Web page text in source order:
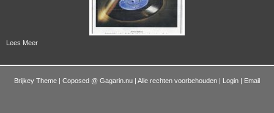
Lees Meer
Brijkey Theme | Coposed @ Gagarin.nu | Alle rechten voorbehouden | Login | Email